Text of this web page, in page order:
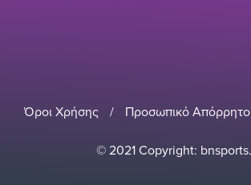
Όροι Χρήσης / Προσωπικό Απόρρητο
© 2021 Copyright: